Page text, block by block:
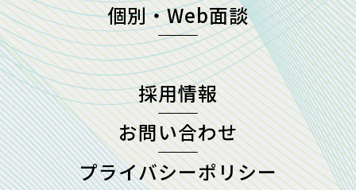
個別・Web面談
採用情報
お問い合わせ
プライバシーポリシー